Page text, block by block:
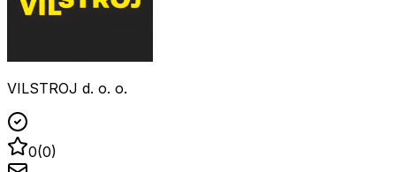
VILSTROJ d. o. o.
0(0)